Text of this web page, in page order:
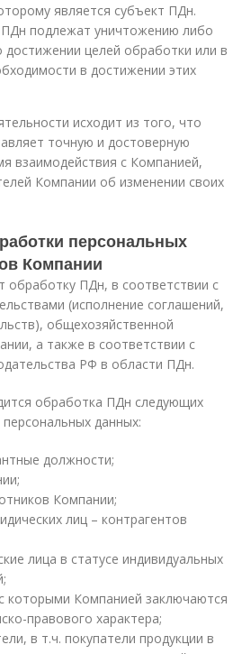
является субъект ПДн.
подлежат уничтожению либо
достижении целей обработки или в
в достижении этих
исходит из того, что
точную и достоверную
взаимодействия с Компанией,
Компании об изменении своих
персональных
Компании
обработку ПДн, в соответствии с
(исполнение соглашений,
общехозяйственной
а также в соответствии с
РФ в области ПДн.
обработка ПДн следующих
данных:
должности;
Компании;
лиц – контрагентов
лица в статусе индивидуальных
которыми Компанией заключаются
правового характера;
в т.ч. покупатели продукции в